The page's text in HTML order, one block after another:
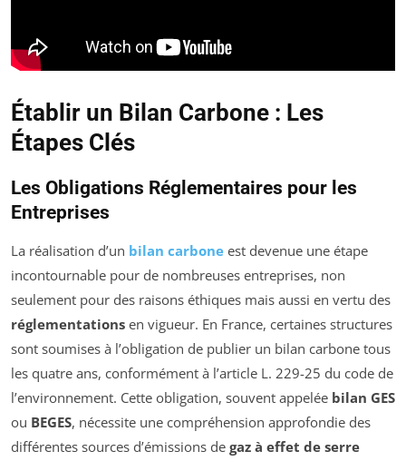
Établir un Bilan Carbone : Les
Étapes Clés
Les Obligations Réglementaires pour les
Entreprises
La réalisation d’un bilan carbone est devenue une étape
incontournable pour de nombreuses entreprises, non
seulement pour des raisons éthiques mais aussi en vertu des
réglementations en vigueur. En France, certaines structures
sont soumises à l’obligation de publier un bilan carbone tous
les quatre ans, conformément à l’article L. 229-25 du code de
l’environnement. Cette obligation, souvent appelée bilan GES
ou BEGES, nécessite une compréhension approfondie des
différentes sources d’émissions de gaz à effet de serre